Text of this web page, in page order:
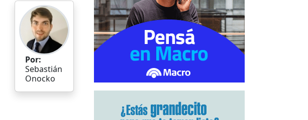
Por:
Sebastián
Onocko